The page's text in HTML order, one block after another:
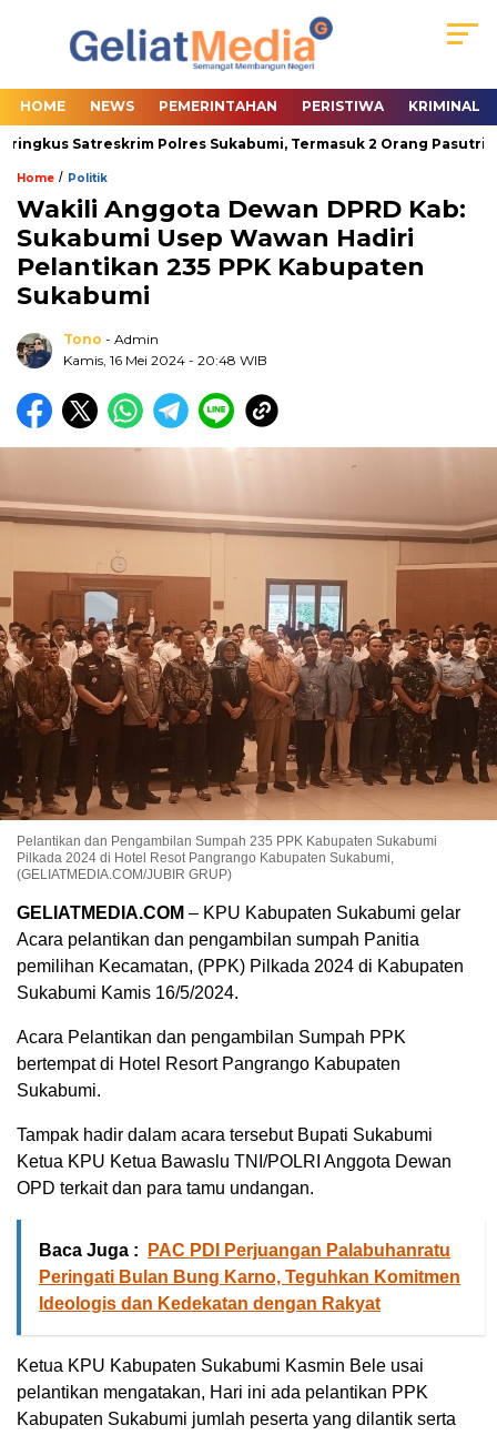
HOME NEWS PEMERINTAHAN PERISTIWA KRIMINAL
Satreskrim Polres Sukabumi, Termasuk 2 Orang Pasutri
Home / Politik
Wakili Anggota Dewan DPRD Kab:
Sukabumi Usep Wawan Hadiri
Pelantikan 235 PPK Kabupaten
Sukabumi
Tono - Admin
Kamis, 16 Mei 2024 - 20:48 WIB
Pelantikan dan Pengambilan Sumpah 235 PPK Kabupaten Sukabumi
Pilkada 2024 di Hotel Resot Pangrango Kabupaten Sukabumi,
(GELIATMEDIA.COM/JUBIR GRUP)
GELIATMEDIA.COM – KPU Kabupaten Sukabumi gelar
Acara pelantikan dan pengambilan sumpah Panitia
pemilihan Kecamatan, (PPK) Pilkada 2024 di Kabupaten
Sukabumi Kamis 16/5/2024.
Acara Pelantikan dan pengambilan Sumpah PPK
bertempat di Hotel Resort Pangrango Kabupaten
Sukabumi.
Tampak hadir dalam acara tersebut Bupati Sukabumi
Ketua KPU Ketua Bawaslu TNI/POLRI Anggota Dewan
OPD terkait dan para tamu undangan.
Baca Juga :
PAC PDI Perjuangan Palabuhanratu
Peringati Bulan Bung Karno, Teguhkan Komitmen
Ideologis dan Kedekatan dengan Rakyat
Ketua KPU Kabupaten Sukabumi Kasmin Bele usai
pelantikan mengatakan, Hari ini ada pelantikan PPK
Kabupaten Sukabumi jumlah peserta yang dilantik serta